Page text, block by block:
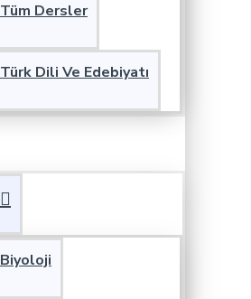
Tüm Dersler
Türk Dili Ve Edebiyatı
Biyoloji